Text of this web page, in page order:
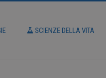
SCIENZE DELLA VITA